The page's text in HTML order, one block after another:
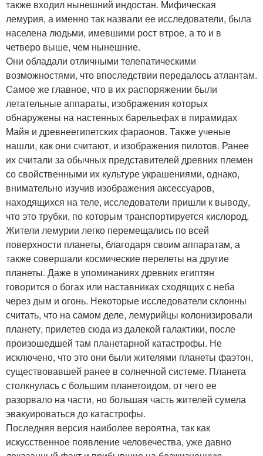
также входил нынешний индостан. Мифическая
лемурия, а именно так назвали ее исследователи, была
населена людьми, имевшими рост втрое, а то и в
четверо выше, чем нынешние.
Они обладали отличными телепатическими
возможностями, что впоследствии передалось атлантам.
Самое же главное, что в их распоряжении были
летательные аппараты, изображения которых
обнаружены на настенных барельефах в пирамидах
Майя и древнеегипетских фараонов. Также ученые
нашли, как они считают, и изображения пилотов. Ранее
их считали за обычных представителей древних племен
со свойственными их культуре украшениями, однако,
внимательно изучив изображения аксессуаров,
находящихся на теле, исследователи пришли к выводу,
что это трубки, по которым транспортируется кислород.
Жители лемурии легко перемещались по всей
поверхности планеты, благодаря своим аппаратам, а
также совершали космические перелеты на другие
планеты. Даже в упоминаниях древних египтян
говорится о богах или наставниках сходящих с неба
через дым и огонь. Некоторые исследователи склонны
считать, что на самом деле, лемурийцы колонизировали
планету, прилетев сюда из далекой галактики, после
произошедшей там планетарной катастрофы. Не
исключено, что это они были жителями планеты фаэтон,
существовавшей ранее в солнечной системе. Планета
столкнулась с большим планетоидом, от чего ее
разорвало на части, но большая часть жителей сумела
эвакуироваться до катастрофы.
Последняя версия наиболее вероятна, так как
искусственное появление человечества, уже давно